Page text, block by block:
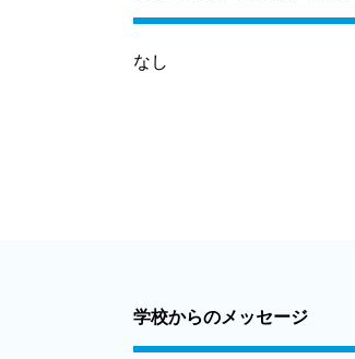
なし
学校からのメッセージ